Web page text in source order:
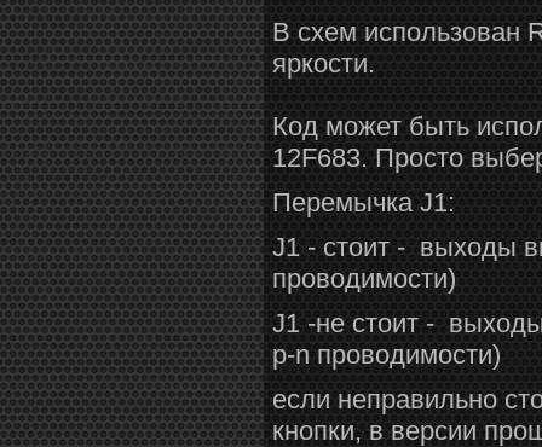
В схем использован
яркости.
Код может быть
12F683. Просто
Перемычка J1:
J1 - стоит - выходы
проводимости)
J1 -не стоит -
p-n проводимости)
если неправильно
кнопки, в версии